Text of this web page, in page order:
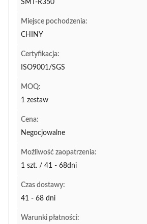
SMT-R350
Miejsce pochodzenia:
CHINY
Certyfikacja:
ISO9001/SGS
MOQ:
1 zestaw
Cena:
Negocjowalne
Możliwość zaopatrzenia:
1 szt. / 41 - 68dni
Czas dostawy:
41 - 68 dni
Warunki płatności: